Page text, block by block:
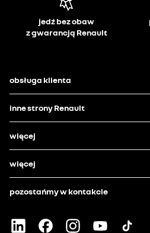
jedź bez obaw
z gwarancją Renault
obsługa klienta
inne strony Renault
więcej
więcej
pozostańmy w kontakcie